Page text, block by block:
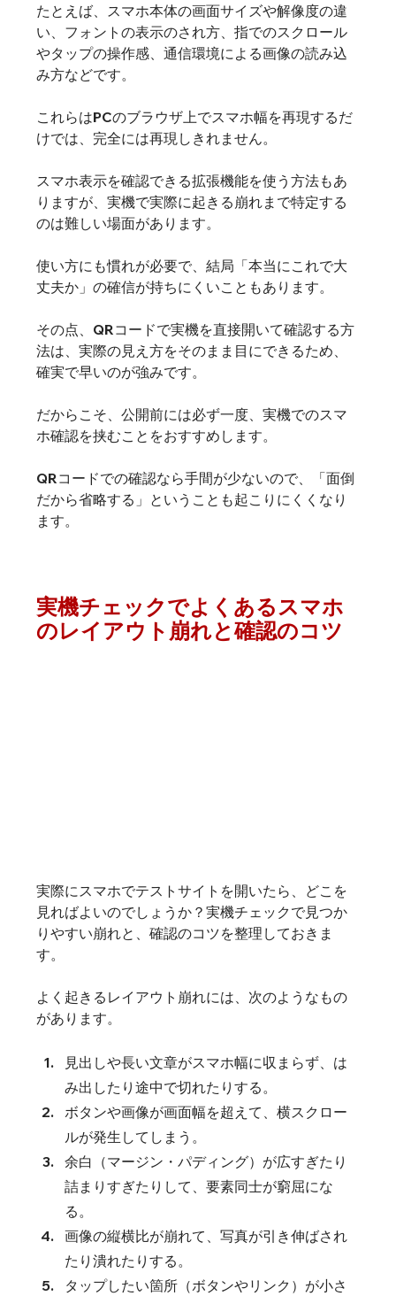
たとえば、スマホ本体の画面サイズや解像度の違
い、フォントの表示のされ方、指でのスクロール
やタップの操作感、通信環境による画像の読み込
み方などです。
これらはPCのブラウザ上でスマホ幅を再現するだ
けでは、完全には再現しきれません。
スマホ表示を確認できる拡張機能を使う方法もあ
りますが、実機で実際に起きる崩れまで特定する
のは難しい場面があります。
使い方にも慣れが必要で、結局「本当にこれで大
丈夫か」の確信が持ちにくいこともあります。
その点、QRコードで実機を直接開いて確認する方
法は、実際の見え方をそのまま目にできるため、
確実で早いのが強みです。
だからこそ、公開前には必ず一度、実機でのスマ
ホ確認を挟むことをおすすめします。
QRコードでの確認なら手間が少ないので、「面倒
だから省略する」ということも起こりにくくなり
ます。
実機チェックでよくあるスマホ
のレイアウト崩れと確認のコツ
実際にスマホでテストサイトを開いたら、どこを
見ればよいのでしょうか？実機チェックで見つか
りやすい崩れと、確認のコツを整理しておきま
す。
よく起きるレイアウト崩れには、次のようなもの
があります。
見出しや長い文章がスマホ幅に収まらず、は
み出したり途中で切れたりする。
ボタンや画像が画面幅を超えて、横スクロー
ルが発生してしまう。
余白（マージン・パディング）が広すぎたり
詰まりすぎたりして、要素同士が窮屈にな
る。
画像の縦横比が崩れて、写真が引き伸ばされ
たり潰れたりする。
タップしたい箇所（ボタンやリンク）が小さ